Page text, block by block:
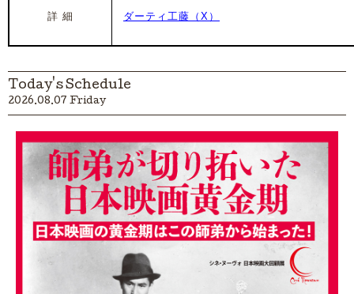
詳 細 ダーティ工藤（X）
Today's Schedule
2026.08.07 Friday